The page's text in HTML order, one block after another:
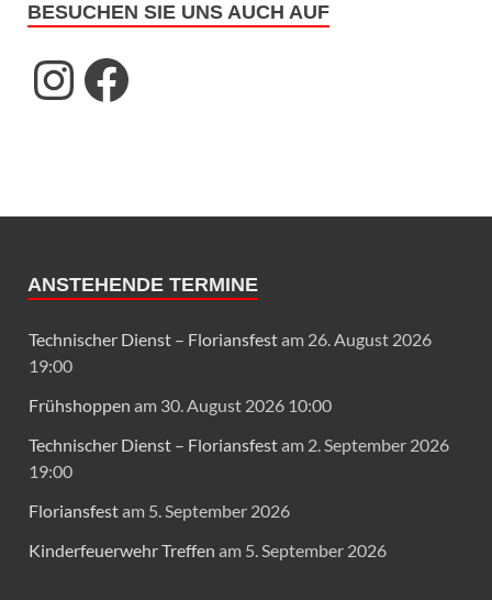
BESUCHEN SIE UNS AUCH AUF
ANSTEHENDE TERMINE
Technischer Dienst – Floriansfestam 26. August 2026
19:00
Frühshoppen am 30. August 2026 10:00
Technischer Dienst – Floriansfestam 2. September 2026
19:00
Floriansfestam 5. September 2026
Kinderfeuerwehr Treffen am 5. September 2026